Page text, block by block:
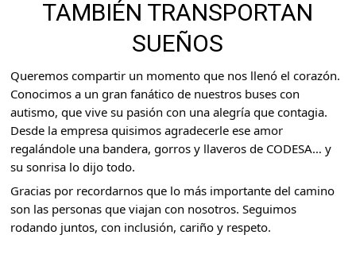
TAMBIÉN TRANSPORTAN
SUEÑOS
Queremos compartir un momento que nos llenó el corazón.
Conocimos a un gran fanático de nuestros buses con
autismo, que vive su pasión con una alegría que contagia.
Desde la empresa quisimos agradecerle ese amor
regalándole una bandera, gorros y llaveros de CODESA… y
su sonrisa lo dijo todo.
Gracias por recordarnos que lo más importante del camino
son las personas que viajan con nosotros. Seguimos
rodando juntos, con inclusión, cariño y respeto.